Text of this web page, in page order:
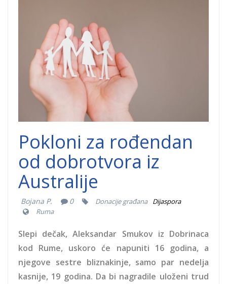
Smukov.jpg
Pokloni za rođendan
od dobrotvora iz
Australije
Bojana P. 0 Donacije građana
Dijaspora
Ruma
Slepi dečak, Aleksandar Smukov iz Dobrinaca
kod Rume, uskoro će napuniti 16 godina, a
njegove sestre bliznakinje, samo par nedelja
kasnije, 19 godina. Da bi nagradile uloženi trud